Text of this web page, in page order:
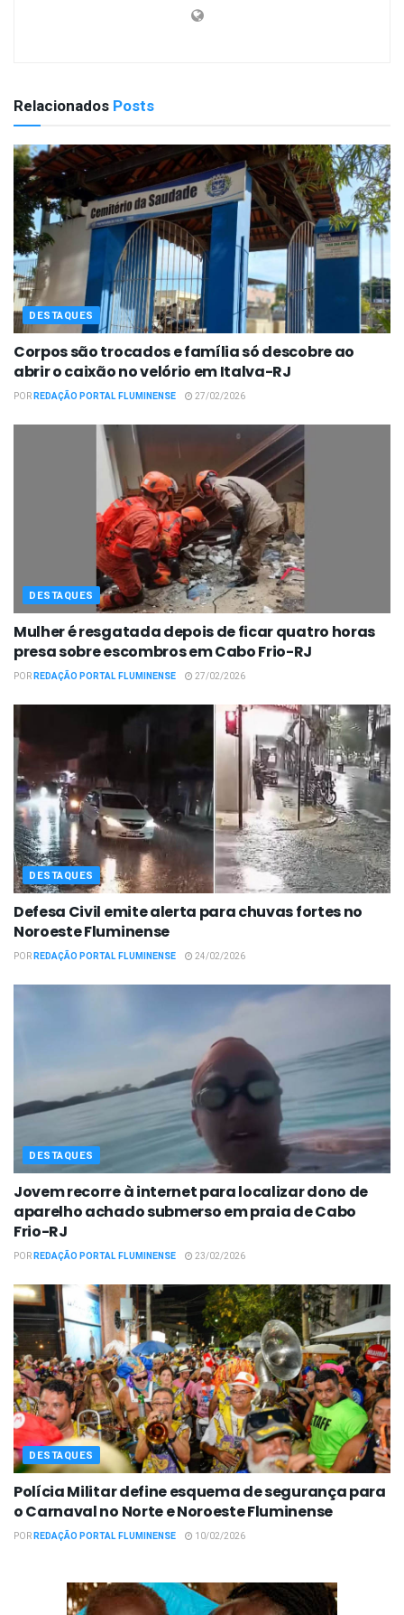
Relacionados Posts
DESTAQUES
Corpos são trocados e família só descobre ao
abrir o caixão no velório em Italva-RJ
PORREDAÇÃO PORTAL FLUMINENSE 27/02/2026
DESTAQUES
Mulher é resgatada depois de ficar quatro horas
presa sobre escombros em Cabo Frio-RJ
PORREDAÇÃO PORTAL FLUMINENSE 27/02/2026
DESTAQUES
Defesa Civil emite alerta para chuvas fortes no
Noroeste Fluminense
PORREDAÇÃO PORTAL FLUMINENSE 24/02/2026
DESTAQUES
Jovem recorre à internet para localizar dono de
aparelho achado submerso em praia de Cabo
Frio-RJ
PORREDAÇÃO PORTAL FLUMINENSE 23/02/2026
DESTAQUES
Polícia Militar define esquema de segurança para
o Carnaval no Norte e Noroeste Fluminense
PORREDAÇÃO PORTAL FLUMINENSE 10/02/2026